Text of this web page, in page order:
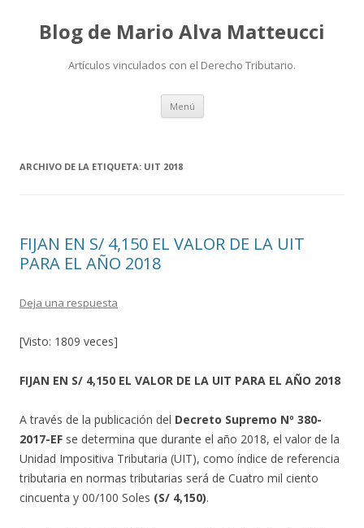
Blog de Mario Alva Matteucci
Artículos vinculados con el Derecho Tributario.
Menú Ir
contenido
ARCHIVO DE LA ETIQUETA: UIT 2018
FIJAN EN S/ 4,150 EL VALOR DE LA UIT
PARA EL AÑO 2018
Deja una respuesta
[Visto: 1809 veces]
FIJAN EN S/ 4,150 EL VALOR DE LA UIT PARA EL AÑO 2018
A través de la publicación del Decreto Supremo Nº 380-
2017-EF se determina que durante el año 2018, el valor de la
Unidad Impositiva Tributaria (UIT), como índice de referencia
tributaria en normas tributarias será de Cuatro mil ciento
cincuenta y 00/100 Soles (S/ 4,150).